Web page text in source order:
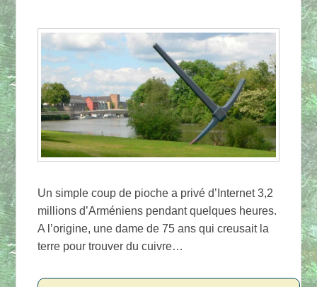
Un simple coup de pioche a privé d’Internet 3,2
millions d’Arméniens pendant quelques heures.
A l’origine, une dame de 75 ans qui creusait la
terre pour trouver du cuivre…